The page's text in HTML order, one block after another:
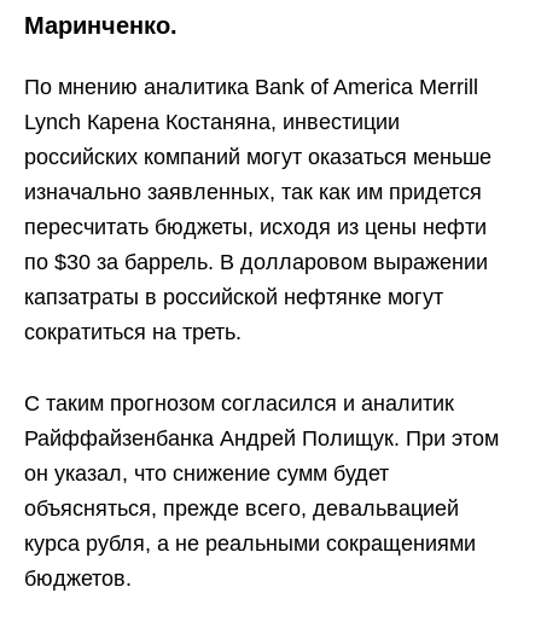
Маринченко.
По мнению аналитика Bank of America Merrill
Lynch Карена Костаняна, инвестиции
российских компаний могут оказаться меньше
изначально заявленных, так как им придется
пересчитать бюджеты, исходя из цены нефти
по $30 за баррель. В долларовом выражении
капзатраты в российской нефтянке могут
сократиться на треть.
С таким прогнозом согласился и аналитик
Райффайзенбанка Андрей Полищук. При этом
он указал, что снижение сумм будет
объясняться, прежде всего, девальвацией
курса рубля, а не реальными сокращениями
бюджетов.